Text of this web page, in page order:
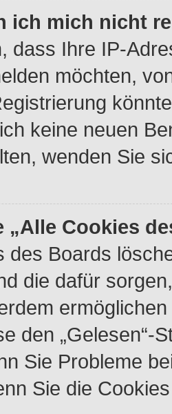
ich mich nicht
dass Ihre IP-
möchten,
keine neuen
wenden Sie
„Alle Cookies
des Boards
die dafür
den „Gelesen“-
Sie Probleme
Sie die